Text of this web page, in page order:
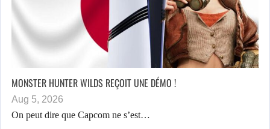
MONSTER HUNTER WILDS REÇOIT UNE DÉMO !
Aug 5, 2026
On peut dire que Capcom ne s’est…